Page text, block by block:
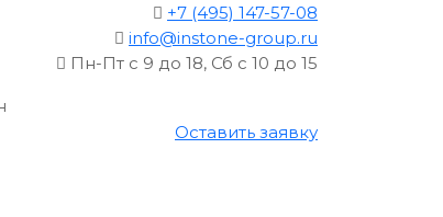
+7 (495) 147-57-08
info@instone-group.ru
Пн-Пт с 9 до 18, Сб с 10 до 15
Оставить заявку